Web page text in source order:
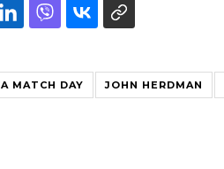
MATCH DAY JOHN HERDMAN